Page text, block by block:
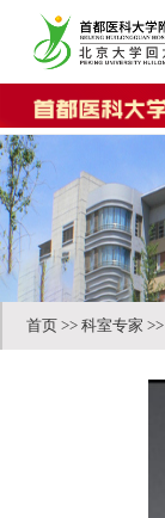
首页 >> 科室专家 >>